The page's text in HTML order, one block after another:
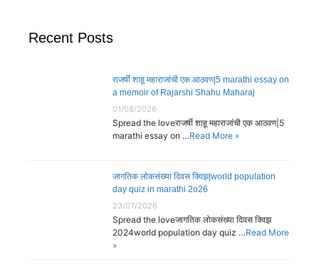
Recent Posts
राजर्षी शाहू महाराजांची एक आठवण|5 marathi essay on
a memoir of Rajarshi Shahu Maharaj
01/08/2026
Spread the loveराजर्षी शाहू महाराजांची एक आठवण|5
marathi essay on …Read More »
जागतिक लोकसंख्या दिवस क्विझ|world population
day quiz in marathi 2o26
23/07/2026
Spread the loveजागतिक लोकसंख्या दिवस क्विझ
2024world population day quiz …Read More
»